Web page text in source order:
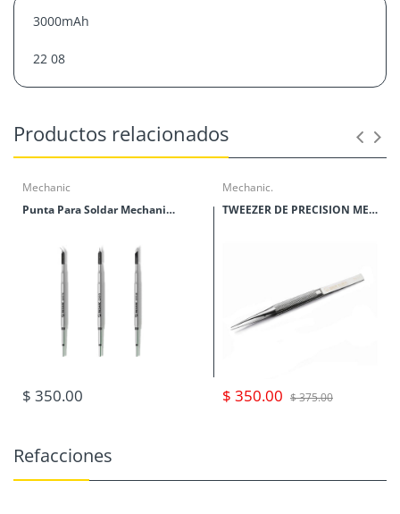
3000mAh
22 08
Productos relacionados
Mechanic
Punta Para Soldar Mechanic Serie C210
$ 350.00
Mechanic.
TWEEZER DE PRECISION MECHANIC SERIES TK
$ 350.00 $ 375.00
Refacciones